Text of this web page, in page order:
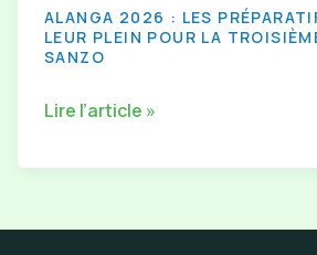
ALANGA 2026 : LES
LEUR PLEIN POUR LA
SANZO
troisième
édition
Sanzo
Lire l’article »